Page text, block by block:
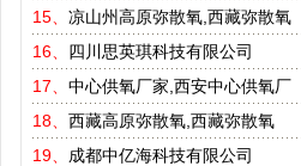
15、 凉山州高原弥散氧,西藏弥散氧
16、 四川思英琪科技有限公司
17、 中心供氧厂家,西安中心供氧厂
18、 西藏高原弥散氧,西藏弥散氧
19、 成都中亿海科技有限公司